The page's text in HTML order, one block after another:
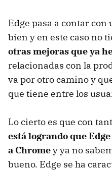
Edge pasa a contar
bien y en este caso no
otras mejoras que ya
relacionadas con la
va por otro camino y
que tiene entre los
Lo cierto es que con
está logrando que
a Chromey ya no
bueno. Edge se ha